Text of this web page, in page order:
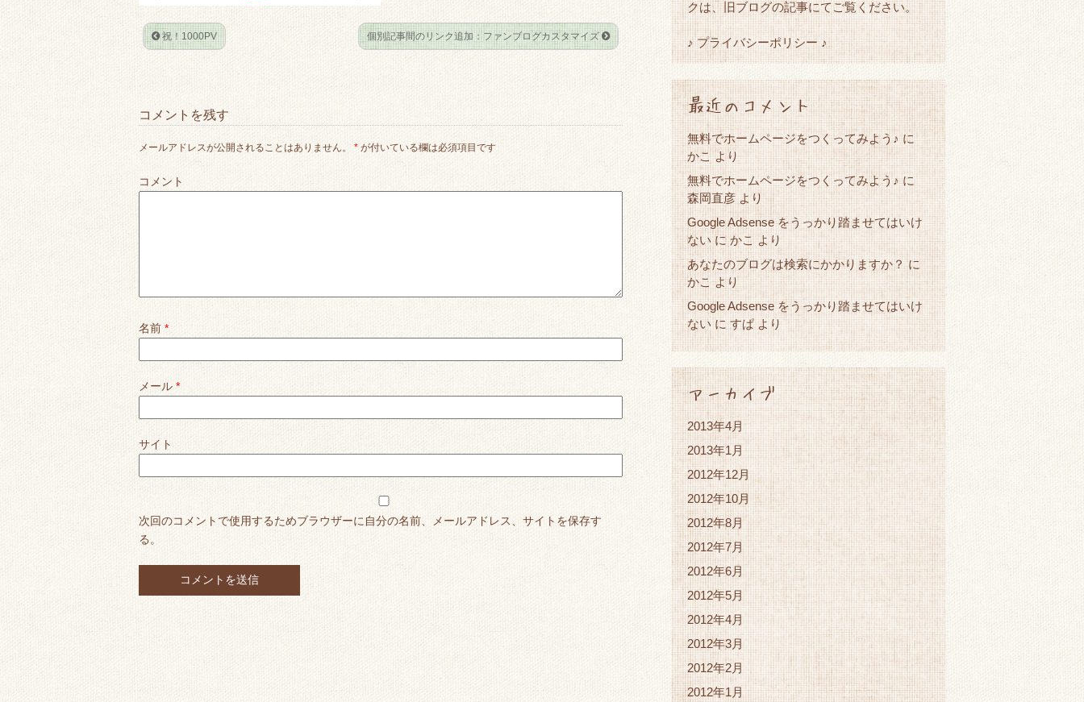
祝！1000PV 個別記事間のリンク追加：ファンブログカスタマイズ
コメントを残す
メールアドレスが公開されることはありません。 * が付いている欄は必須項目です
コメント
名前 *
メール *
サイト
次回のコメントで使用するためブラウザーに自分の名前、メールアドレス、サイトを保存す
る。
クは、旧ブログの記事にてご覧ください。
♪ プライバシーポリシー ♪
最近のコメント
無料でホームページをつくってみよう♪ に
かこより
無料でホームページをつくってみよう♪ に
森岡直彦 より
Google Adsense をうっかり踏ませてはいけ
ない に かこ より
あなたのブログは検索にかかりますか？ に
かこ より
Google Adsense をうっかり踏ませてはいけ
ない にすぱより
アーカイブ
2013年4月
2013年1月
2012年12月
2012年10月
2012年8月
2012年7月
2012年6月
2012年5月
2012年4月
2012年3月
2012年2月
2012年1月